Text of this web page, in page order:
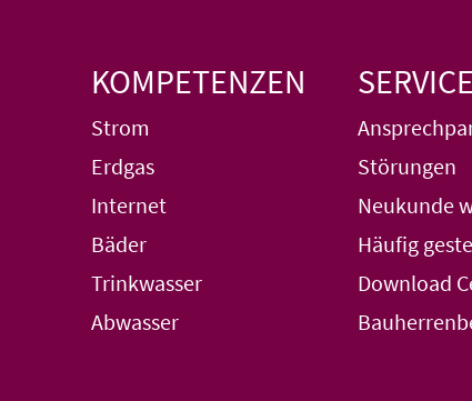
KOMPETENZEN
Strom
Erdgas
Internet
Bäder
Trinkwasser
Abwasser
SERVICE
Störungen
Neukunde
Häufig
Download